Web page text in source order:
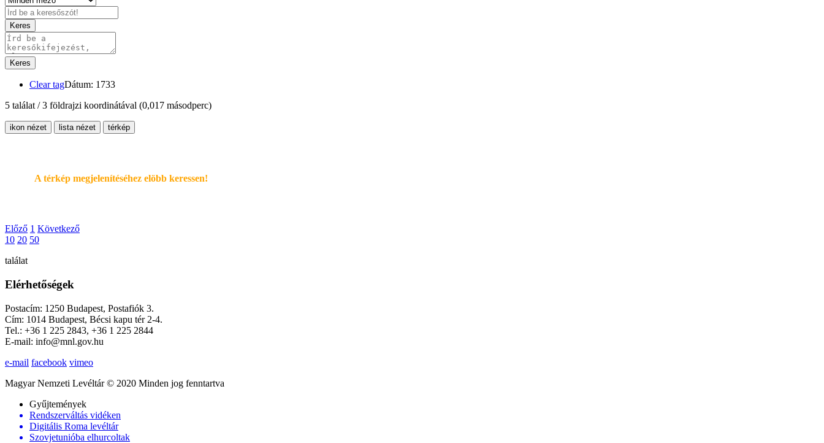
Keres
Keres
Clear tagDátum: 1733
5 találat / 3 földrajzi koordinátával (0,017 másodperc)
ikon nézet lista nézet térkép
A térkép megjelenítéséhez elöbb keressen!
Előző 1 Következő
10 20 50
találat
Elérhetőségek
Postacím: 1250 Budapest, Postafiók 3.
Cím: 1014 Budapest, Bécsi kapu tér 2-4.
Tel.: +36 1 225 2843, +36 1 225 2844
E-mail: info@mnl.gov.hu
e-mail facebook vimeo
Magyar Nemzeti Levéltár © 2020 Minden jog fenntartva
Gyűjtemények
Rendszerváltás vidéken
Digitális Roma levéltár
Szovjetunióba elhurcoltak